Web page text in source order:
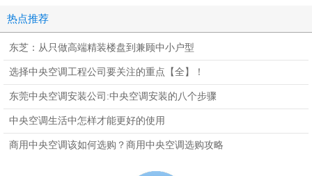
热点推荐
东芝：从只做高端精装楼盘到兼顾中小户型
选择中央空调工程公司要关注的重点【全】！
东莞中央空调安装公司:中央空调安装的八个步骤
中央空调生活中怎样才能更好的使用
商用中央空调该如何选购？商用中央空调选购攻略